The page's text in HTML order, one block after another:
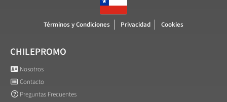
Términos y Condiciones Privacidad Cookies
CHILEPROMO
Nosotros
Contacto
Preguntas Frecuentes